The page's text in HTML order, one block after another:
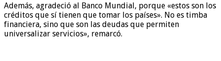
Además, agradeció al Banco Mundial, porque «estos son los
créditos que sí tienen que tomar los países». No es timba
financiera, sino que son las deudas que permiten
universalizar servicios», remarcó.